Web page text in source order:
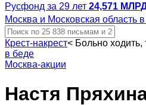
Русфонд за 29 лет 24,571
Москва и Московская область
Крест-накрест< Больно
в беде
Москва-акции
Настя